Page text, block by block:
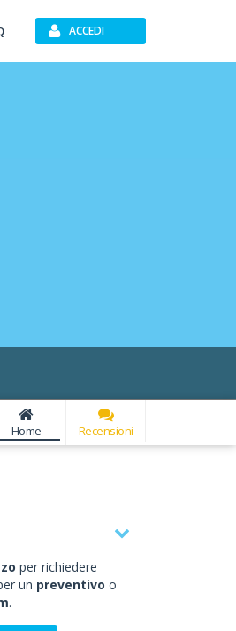
ACCEDI
Home Recensioni
per richiedere
un preventivo o
.